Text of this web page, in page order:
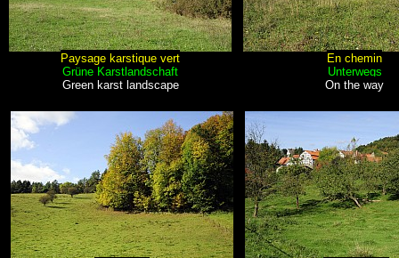
Paysage karstique vert
Grüne Karstlandschaft
Green karst landscape
En chemin
Unterwegs
On the way